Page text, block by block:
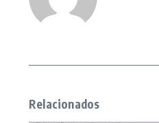
Relacionados